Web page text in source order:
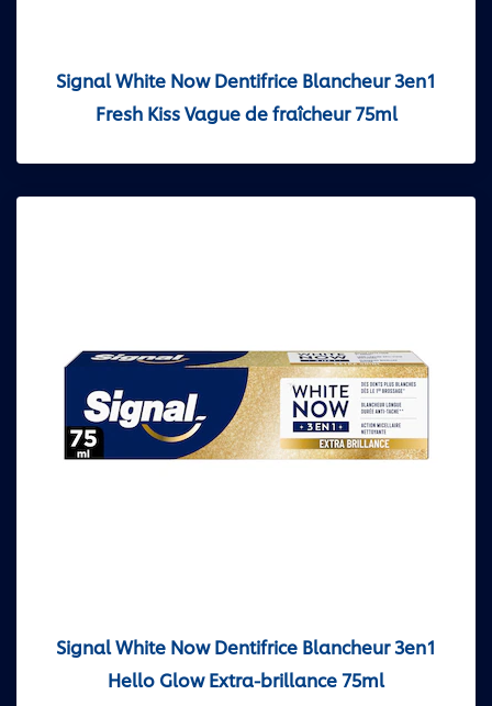
Signal White Now Dentifrice Blancheur 3en1
Fresh Kiss Vague de fraîcheur 75ml
Signal White Now Dentifrice Blancheur 3en1
Hello Glow Extra-brillance 75ml